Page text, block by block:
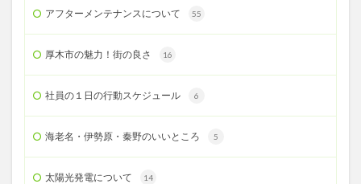
アフターメンテナンスについて 55
厚木市の魅力！街の良さ 16
社員の１日の行動スケジュール 6
海老名・伊勢原・秦野のいいところ 5
太陽光発電について 14